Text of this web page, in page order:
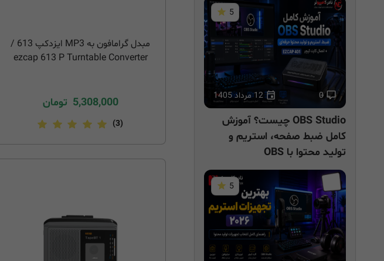
12 مرداد 1405
5
0
OBS Studio چیست؟ آموزش
کامل ضبط صفحه، استریم و
تولید محتوا با OBS
5
مبدل گرامافون به MP3 ایزدکپ 613 /
ezcap 613 P Turntable Converter
5,308,000 تومان
(3)